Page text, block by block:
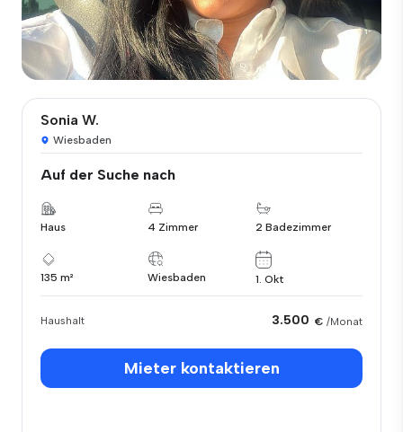
Sonia W.
Wiesbaden
Auf der Suche nach
Haus 4 Zimmer 2 Badezimmer
135 m² Wiesbaden 1. Okt
Haushalt 3.500 € /Monat
Mieter kontaktieren